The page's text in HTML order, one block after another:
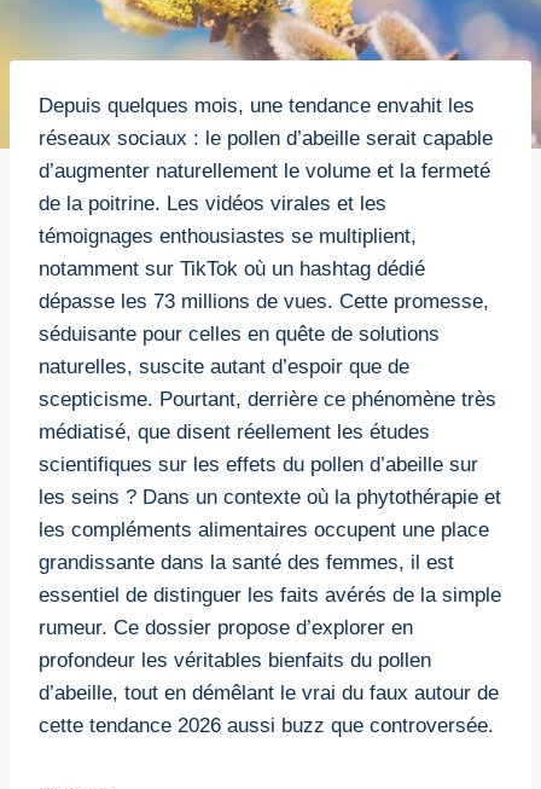
Depuis quelques mois, une tendance envahit les
réseaux sociaux : le pollen d’abeille serait capable
d’augmenter naturellement le volume et la fermeté
de la poitrine. Les vidéos virales et les
témoignages enthousiastes se multiplient,
notamment sur TikTok où un hashtag dédié
dépasse les 73 millions de vues. Cette promesse,
séduisante pour celles en quête de solutions
naturelles, suscite autant d’espoir que de
scepticisme. Pourtant, derrière ce phénomène très
médiatisé, que disent réellement les études
scientifiques sur les effets du pollen d’abeille sur
les seins ? Dans un contexte où la phytothérapie et
les compléments alimentaires occupent une place
grandissante dans la santé des femmes, il est
essentiel de distinguer les faits avérés de la simple
rumeur. Ce dossier propose d’explorer en
profondeur les véritables bienfaits du pollen
d’abeille, tout en démêlant le vrai du faux autour de
cette tendance 2026 aussi buzz que controversée.